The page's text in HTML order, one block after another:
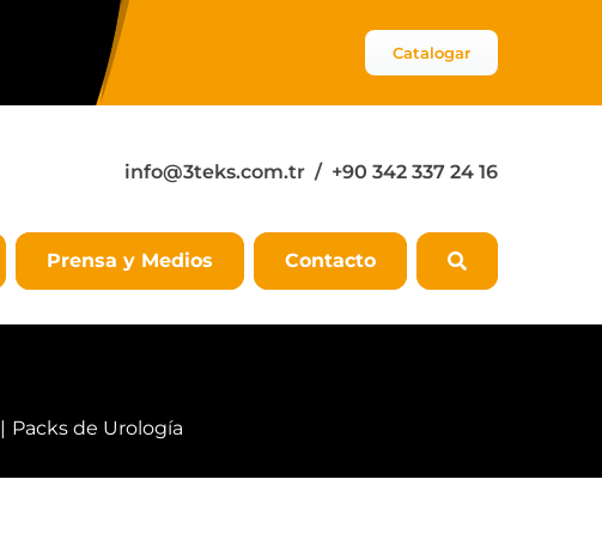
Catalogar
info@3teks.com.tr / +90 342 337 24 16
Prensa y Medios Contacto
Packs de Urología